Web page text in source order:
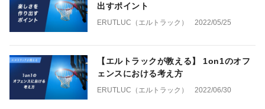
出すポイント
ERUTLUC（エルトラック） 2022/05/25
【エルトラックが教える】 1on1のオフ
ェンスにおける考え方
ERUTLUC（エルトラック） 2022/06/30